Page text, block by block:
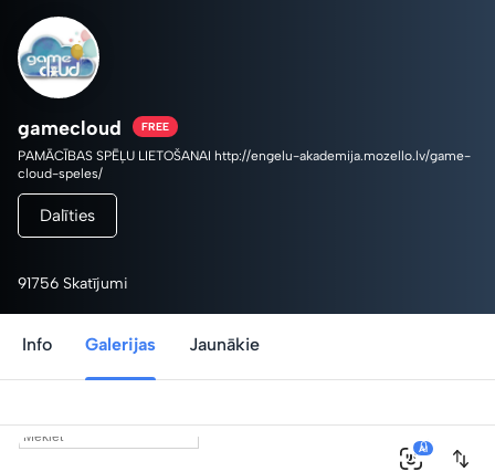
gamecloud FREE
PAMĀCĪBAS SPĒĻU LIETOŠANAI http://engelu-akademija.mozello.lv/game-
cloud-speles/
Dalīties
91756 Skatījumi
Info Galerijas Jaunākie
0
AI